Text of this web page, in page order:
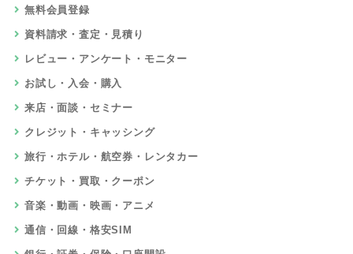
無料会員登録
資料請求・査定・見積り
レビュー・アンケート・モニター
お試し・入会・購入
来店・面談・セミナー
クレジット・キャッシング
旅行・ホテル・航空券・レンタカー
チケット・買取・クーポン
音楽・動画・映画・アニメ
通信・回線・格安SIM